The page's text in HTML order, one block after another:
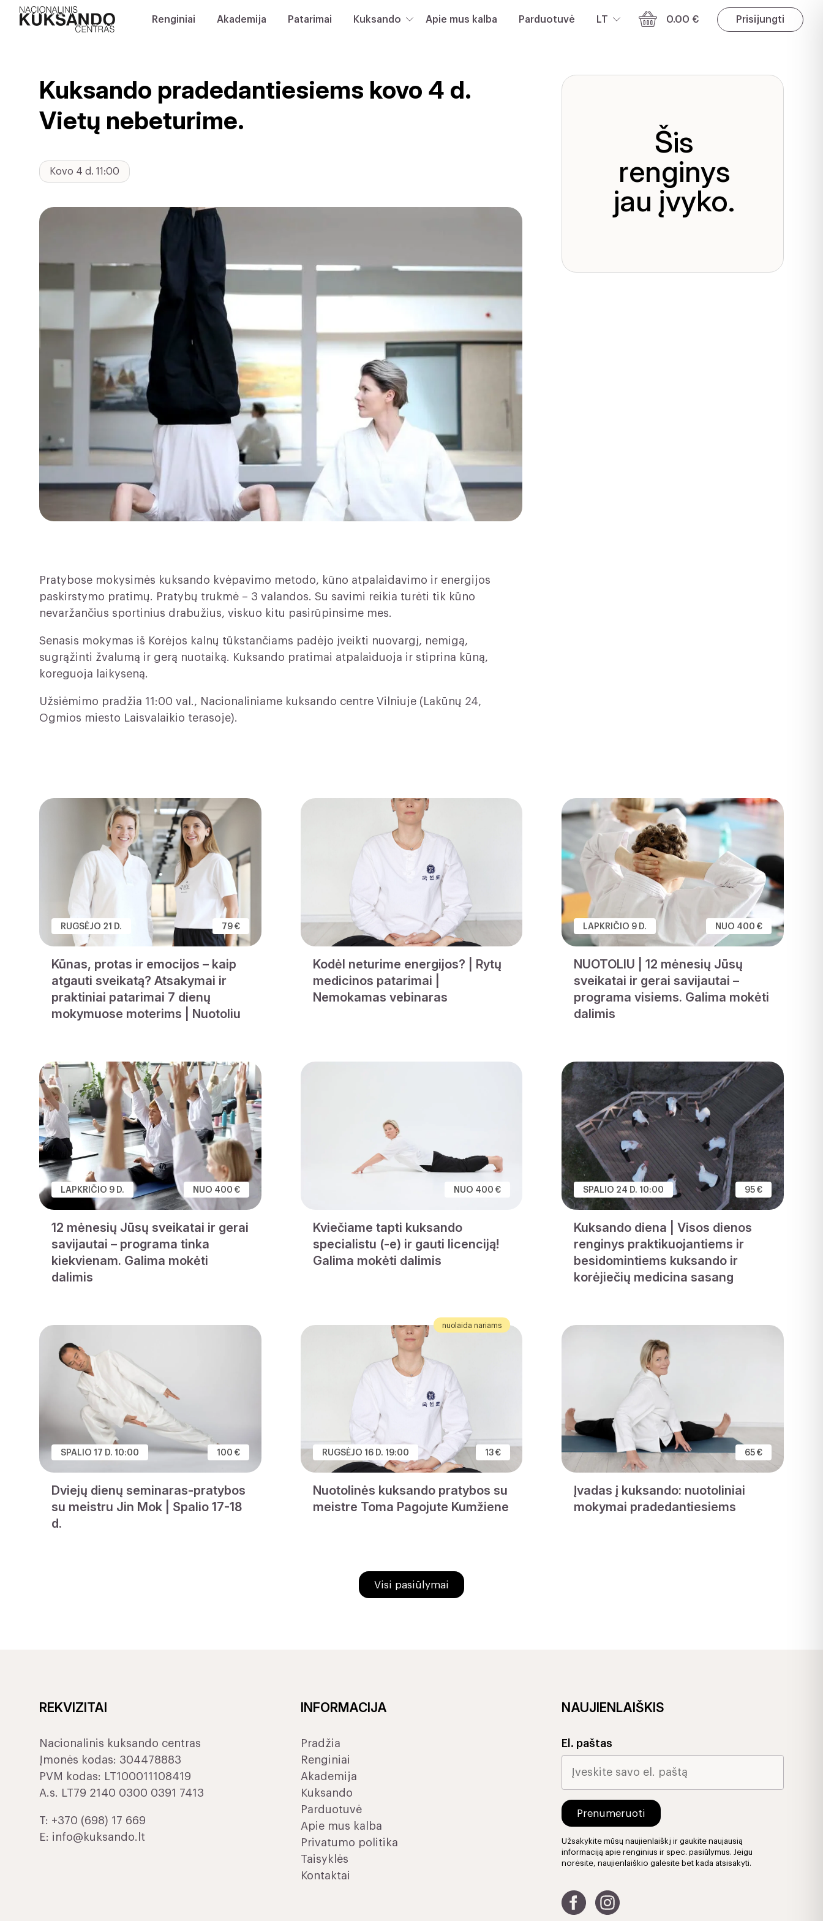
Renginiai Akademija Patarimai Kuksando Apie mus kalba Parduotuvė LT 0.00 € Prisijungti
Kuksando pradedantiesiems kovo 4 d.
Vietų nebeturime.
Kovo 4 d. 11:00
Pratybose mokysimės kuksando kvėpavimo metodo, kūno atpalaidavimo ir energijos
paskirstymo pratimų. Pratybų trukmė – 3 valandos. Su savimi reikia turėti tik kūno
nevaržančius sportinius drabužius, viskuo kitu pasirūpinsime mes.
Senasis mokymas iš Korėjos kalnų tūkstančiams padėjo įveikti nuovargį, nemigą,
sugrąžinti žvalumą ir gerą nuotaiką. Kuksando pratimai atpalaiduoja ir stiprina kūną,
koreguoja laikyseną.
Užsiėmimo pradžia 11:00 val., Nacionaliniame kuksando centre Vilniuje (Lakūnų 24,
Ogmios miesto Laisvalaikio terasoje).
Šis
renginys
jau įvyko.
RUGSĖJO 21 D. 79 €
Kūnas, protas ir emocijos – kaip
atgauti sveikatą? Atsakymai ir
praktiniai patarimai 7 dienų
mokymuose moterims | Nuotoliu
Kodėl neturime energijos? | Rytų
medicinos patarimai |
Nemokamas vebinaras
LAPKRIČIO 9 D. NUO 400 €
NUOTOLIU | 12 mėnesių Jūsų
sveikatai ir gerai savijautai –
programa visiems. Galima mokėti
dalimis
LAPKRIČIO 9 D. NUO 400 €
12 mėnesių Jūsų sveikatai ir gerai
savijautai – programa tinka
kiekvienam. Galima mokėti
dalimis
NUO 400 €
Kviečiame tapti kuksando
specialistu (-e) ir gauti licenciją!
Galima mokėti dalimis
SPALIO 24 D. 10:00 95 €
Kuksando diena | Visos dienos
renginys praktikuojantiems ir
besidomintiems kuksando ir
korėjiečių medicina sasang
SPALIO 17 D. 10:00 100 €
Dviejų dienų seminaras-pratybos
su meistru Jin Mok | Spalio 17-18
d.
nuolaida nariams
RUGSĖJO 16 D. 19:00 13 €
Nuotolinės kuksando pratybos su
meistre Toma Pagojute Kumžiene
65 €
Įvadas į kuksando: nuotoliniai
mokymai pradedantiesiems
Visi pasiūlymai
REKVIZITAI
Nacionalinis kuksando centras
Įmonės kodas: 304478883
PVM kodas: LT100011108419
A.s. LT79 2140 0300 0391 7413
T: +370 (698) 17 669
E: info@kuksando.lt
INFORMACIJA
Pradžia
Renginiai
Akademija
Kuksando
Parduotuvė
Apie mus kalba
Privatumo politika
Taisyklės
Kontaktai
NAUJIENLAIŠKIS
El. paštas
Užsakykite mūsų naujienlaiškį ir gaukite naujausią
informaciją apie renginius ir spec. pasiūlymus. Jeigu
norėsite, naujienlaiškio galėsite bet kada atsisakyti.